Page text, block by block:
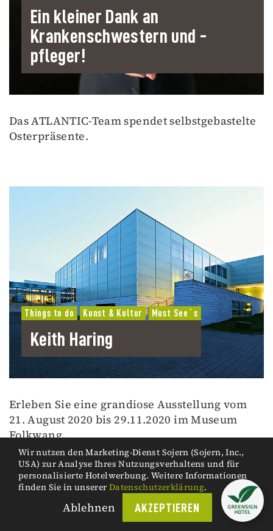
Ein kleiner Dank an
Krankenschwestern und -
pfleger!
Das ATLANTIC-Team spendet selbstgebastelte
Osterpräsente.
Things to do Kunst & Kultur Must See´s
Keith Haring
Erleben Sie eine grandiose Ausstellung vom
21. August 2020 bis 29.11.2020 im Museum
Folkwang.
Wir nutzen den Marketing-Dienst Sojern (Sojern, Inc.,
USA) zur Analyse Ihres Nutzungsverhaltens und für
personalisierte Hotelwerbung. Weitere Informationen
finden Sie in unserer Datenschutzerklärung.
Ablehnen AKZEPTIEREN